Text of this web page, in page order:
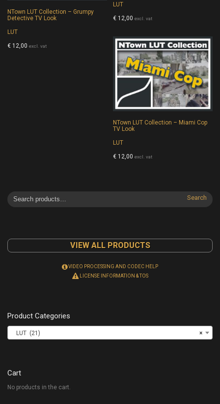
LUT
€ 12,00 excl. vat
NTown LUT Collection – Grumpy
Detective TV Look
LUT
€ 12,00 excl. vat
NTown LUT Collection – Miami Cop
TV Look
LUT
€ 12,00 excl. vat
Search
VIEW ALL PRODUCTS
VIDEO PROCESSING AND CODEC HELP
LICENSE INFORMATION & TOS
Product Categories
×
LUT (21)
Cart
No products in the cart.